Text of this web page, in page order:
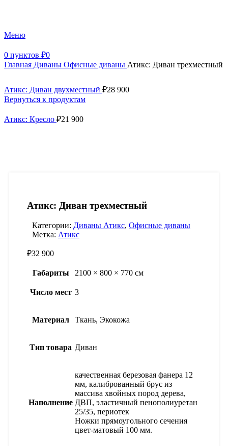
Меню
0 пунктов ₽0
Главная Диваны Офисные диваны Атикс: Диван трехместный
Атикс: Диван двухместный ₽28 900
Вернуться к продуктам
Атикс: Кресло ₽21 900
Атикс: Диван трехместный
Категории: Диваны Атикс, Офисные диваны
Метка: Атикс
₽32 900
Габариты 2100 × 800 × 770 см
Число мест 3
Материал Ткань, Экокожа
Тип товара Диван
Наполнение
качественная березовая фанера 12
мм, калиброванный брус из
массива хвойных пород дерева,
ДВП, эластичный пенополиуретан
25/35, периотек
Ножки прямоугольного сечения
цвет-матовый 100 мм.